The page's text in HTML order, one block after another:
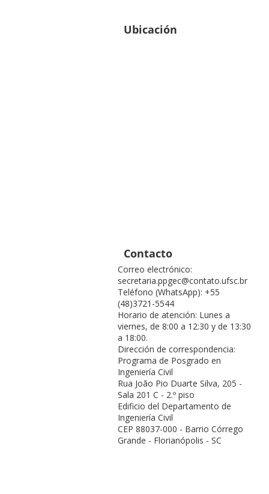
Ubicación
Contacto
Correo electrónico:
secretaria.ppgec@contato.ufsc.br
Teléfono (WhatsApp): +55
(48)3721-5544
Horario de atención: Lunes a
viernes, de 8:00 a 12:30 y de 13:30
a 18:00.
Dirección de correspondencia:
Programa de Posgrado en
Ingeniería Civil
Rua João Pio Duarte Silva, 205 -
Sala 201 C - 2.º piso
Edificio del Departamento de
Ingeniería Civil
CEP 88037-000 - Barrio Córrego
Grande - Florianópolis - SC